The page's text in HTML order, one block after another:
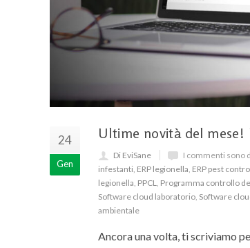
24
Gen
Ultime novità del
Di EviSane I commenti sono
infestanti, ERP legionella, ERP pest
legionella, PPCL, Programma controllo
Software cloud laboratorio, Software
ambientale
Ancora una volta, ti scriviamo